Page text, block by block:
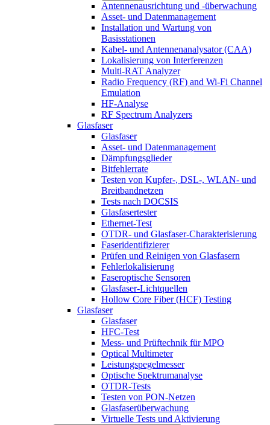
Antennenausrichtung und -überwachung
Asset- und Datenmanagement
Installation und Wartung von
Basisstationen
Kabel- und Antennenanalysator (CAA)
Lokalisierung von Interferenzen
Multi-RAT Analyzer
Radio Frequency (RF) and Wi-Fi Channel
Emulation
HF-Analyse
RF Spectrum Analyzers
Glasfaser
Glasfaser
Asset- und Datenmanagement
Dämpfungsglieder
Bitfehlerrate
Testen von Kupfer-, DSL-, WLAN- und
Breitbandnetzen
Tests nach DOCSIS
Glasfasertester
Ethernet-Test
OTDR- und Glasfaser-Charakterisierung
Faseridentifizierer
Prüfen und Reinigen von Glasfasern
Fehlerlokalisierung
Faseroptische Sensoren
Glasfaser-Lichtquellen
Hollow Core Fiber (HCF) Testing
Glasfaser
Glasfaser
HFC-Test
Mess- und Prüftechnik für MPO
Optical Multimeter
Leistungspegelmesser
Optische Spektrumanalyse
OTDR-Tests
Testen von PON-Netzen
Glasfaserüberwachung
Virtuelle Tests und Aktivierung